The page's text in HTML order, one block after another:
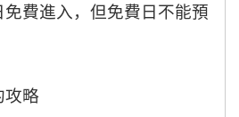
費進入，但免費日不能預
攻略